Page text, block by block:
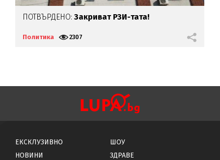
ПОТВЪРДЕНО:Закриват РЗИ-тата!
Политика 2307
ЕКСКЛУЗИВНО
НОВИНИ
ШОУ
ЗДРАВЕ